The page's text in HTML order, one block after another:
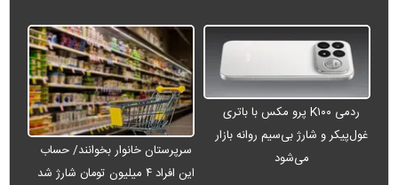
ردمی K۱۰۰ پرو مکس با باتری
غول‌پیکر و شارژ بی‌سیم روانه بازار
می‌شود
سرپرستان خانوار بخوانند/ حساب
این افراد ۴ میلیون تومان شارژ شد